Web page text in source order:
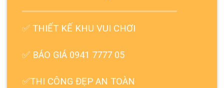
✅THIẾT KẾ KHU VUI CHƠI
✅ BÁO GIÁ 0941 7777 05
✅THI CÔNG ĐẸP AN TOÀN